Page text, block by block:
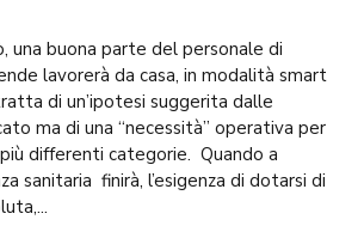
una buona parte del personale di
lavorerà da casa, in modalità smart
di un’ipotesi suggerita dalle
ma di una “necessità” operativa per
differenti categorie. Quando a
sanitaria finirà, l’esigenza di dotarsi di